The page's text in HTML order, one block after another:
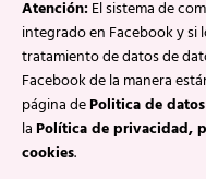
Atención:El sistema de
integrado en Facebook y si
tratamiento de datos de
Facebook de la manera
página dePolitica de
laPolítica de privacidad,
cookies.